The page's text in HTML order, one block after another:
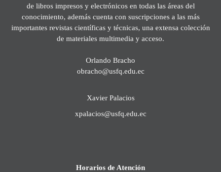
de libros impresos y electrónicos en todas las áreas del
conocimiento, además cuenta con suscripciones a las más
importantes revistas científicas y técnicas, una extensa colección
de materiales multimedia y acceso.
Orlando Bracho
obracho@usfq.edu.ec
Xavier Palacios
xpalacios@usfq.edu.ec
Horarios de Atención